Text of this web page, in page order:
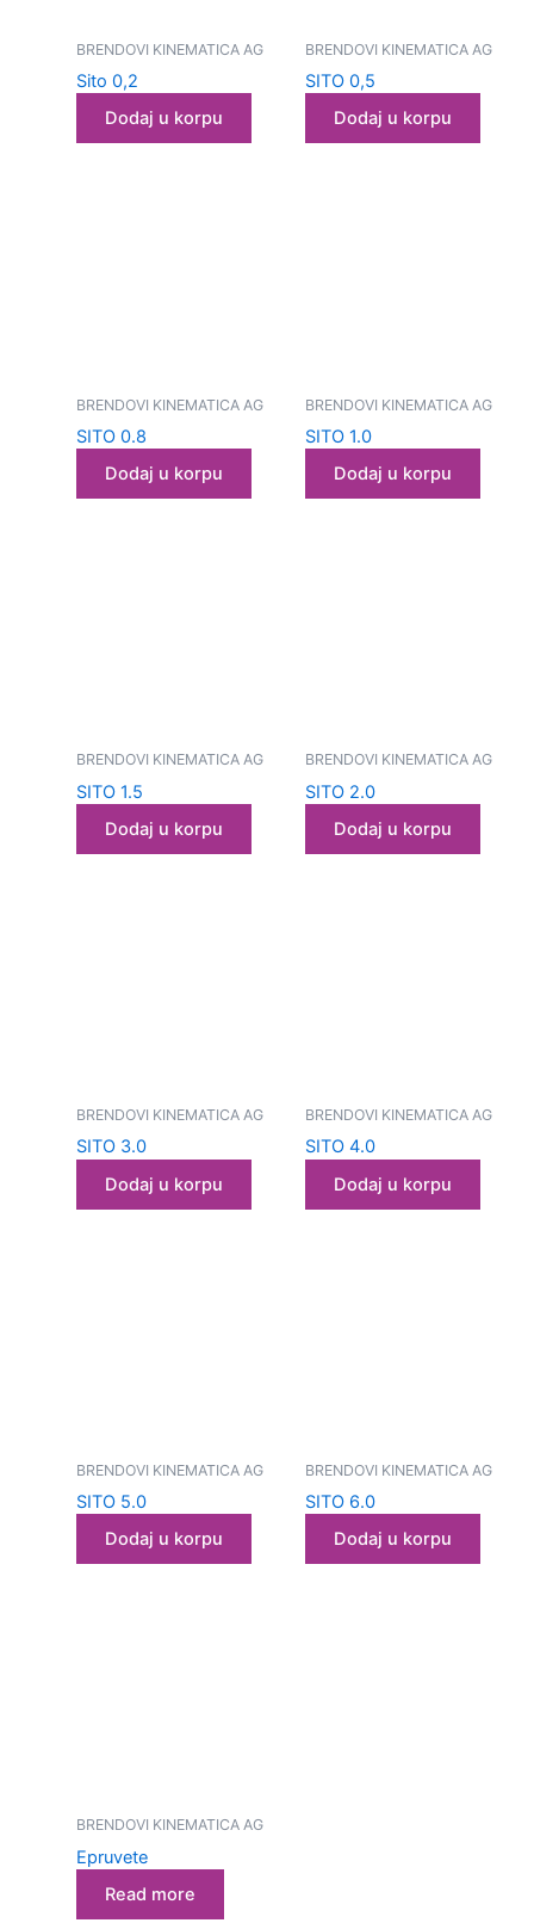
Vortex
BRENDOVI KINEMATICA AG
Sito 0,2
Dodaj u korpu
BRENDOVI KINEMATICA AG
SITO 0,5
Dodaj u korpu
BRENDOVI KINEMATICA AG
SITO 0.8
Dodaj u korpu
BRENDOVI KINEMATICA AG
SITO 1.0
Dodaj u korpu
BRENDOVI KINEMATICA AG
SITO 1.5
Dodaj u korpu
BRENDOVI KINEMATICA AG
SITO 2.0
Dodaj u korpu
BRENDOVI KINEMATICA AG
SITO 3.0
Dodaj u korpu
BRENDOVI KINEMATICA AG
SITO 4.0
Dodaj u korpu
BRENDOVI KINEMATICA AG
SITO 5.0
Dodaj u korpu
BRENDOVI KINEMATICA AG
SITO 6.0
Dodaj u korpu
BRENDOVI KINEMATICA AG
Epruvete
Read more